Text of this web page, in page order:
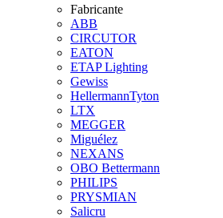
Fabricante
ABB
CIRCUTOR
EATON
ETAP Lighting
Gewiss
HellermannTyton
LTX
MEGGER
Miguélez
NEXANS
OBO Bettermann
PHILIPS
PRYSMIAN
Salicru